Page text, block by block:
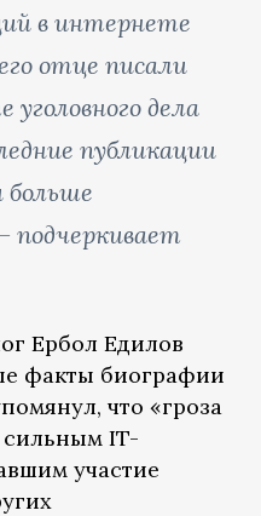
в интернете
отце писали
уголовного дела
публикации
подчеркивает
Ербол Едилов
факты биографии
что «гроза
сильным IT-
участие